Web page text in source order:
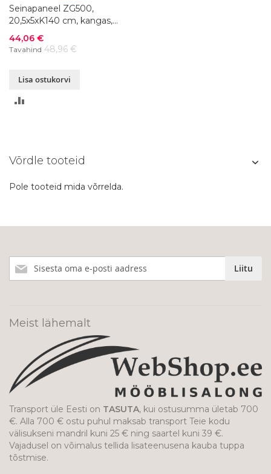
Seinapaneel ZG500,
20,5x5xK140 cm, kangas,
värvivalik
Soodushind
44,06 €
Tavahind 48,96 €
Lisa ostukorvi
Võrdle tooteid
Pole tooteid mida võrrelda.
meie
Liitu
Meist lähemalt
Transport üle Eesti on TASUTA, kui ostusumma ületab 700
€. Alla 700 € ostu puhul maksab transport Teie kodu
välisukseni mandril kuni 25 € ning saartel kuni 39 €.
Vajadusel on võimalus tellida lisateenusena kauba tuppa
tõstmise.